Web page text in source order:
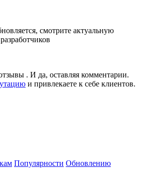
смотрите актуальную
. И да, оставляя комментарии.
и привлекаете к себе клиентов.
Популярности Обновлению